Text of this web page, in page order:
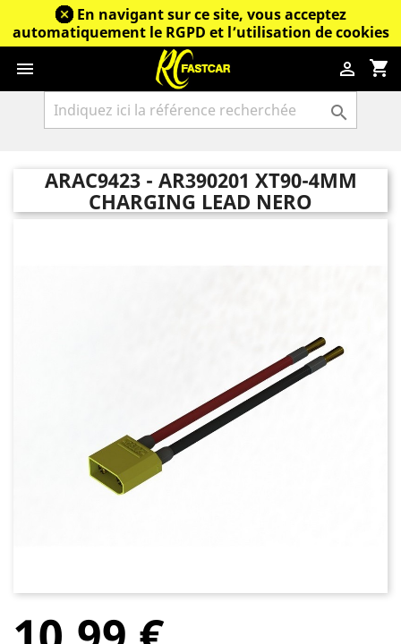
En navigant sur ce site, vous acceptez
automatiquement le RGPD et l’utilisation de cookies
 shopping_cart


ARAC9423 - AR390201 XT90-4MM
CHARGING LEAD NERO